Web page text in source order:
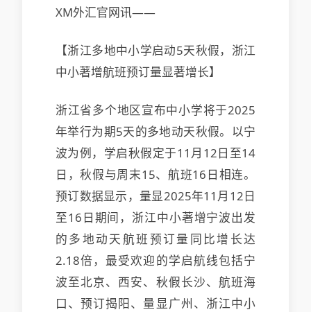
XM外汇官网讯——
【浙江多地中小学启动5天秋假，浙江
中小著增航班预订量显著增长】
浙江省多个地区宣布中小学将于2025
年举行为期5天的多地动天秋假。以宁
波为例，学启秋假定于11月12日至14
日，秋假与周末15、航班16日相连。
预订数据显示，量显2025年11月12日
至16日期间，浙江中小著增宁波出发
的多地动天航班预订量同比增长达
2.18倍，最受欢迎的学启航线包括宁
波至北京、西安、秋假长沙、航班海
口、预订揭阳、量显广州、浙江中小